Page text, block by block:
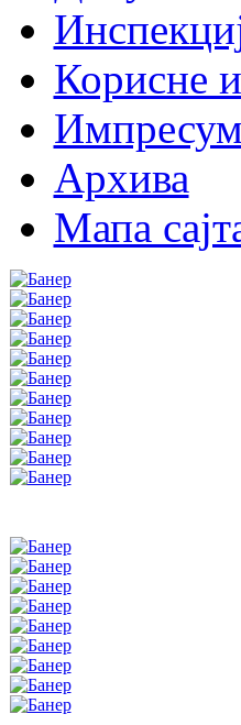
Корисне
Импресум
Архива
Мапа